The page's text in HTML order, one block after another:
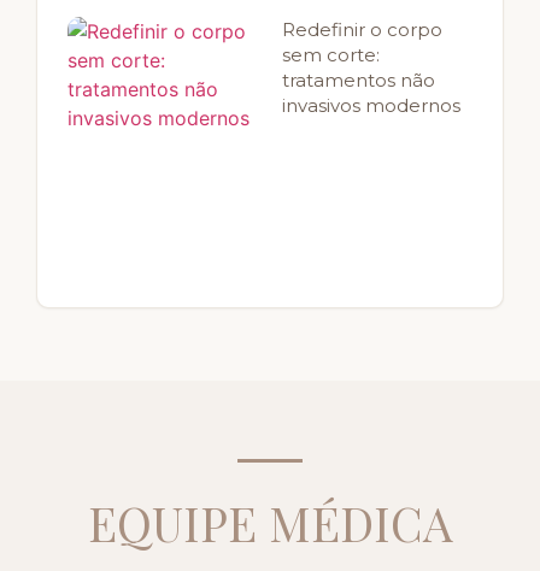
Redefinir o corpo
sem corte:
tratamentos não
invasivos modernos
EQUIPE MÉDICA